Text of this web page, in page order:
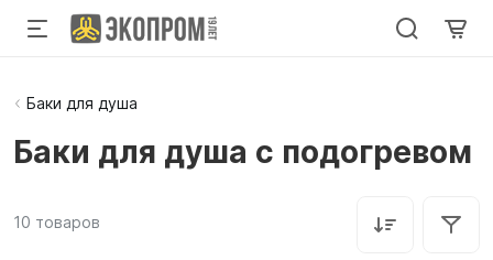
Баки для душа
Баки для душа с подогревом
10 товаров